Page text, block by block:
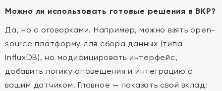
Можно ли использовать готовые решения в ВКР?
Да, но с оговорками. Например, можно взять open-
source платформу для сбора данных (типа
InfluxDB), но модифицировать интерфейс,
добавить логику оповещения и интеграцию с
вашим датчиком. Главное — показать свой вклад: